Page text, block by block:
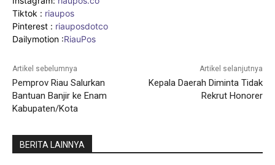
Tiktok : riaupos
Pinterest : riauposdotco
Dailymotion :RiauPos
Artikel sebelumnya
Pemprov Riau Salurkan
Bantuan Banjir ke Enam
Kabupaten/Kota
Artikel selanjutnya
Kepala Daerah Diminta Tidak
Rekrut Honorer
BERITA LAINNYA